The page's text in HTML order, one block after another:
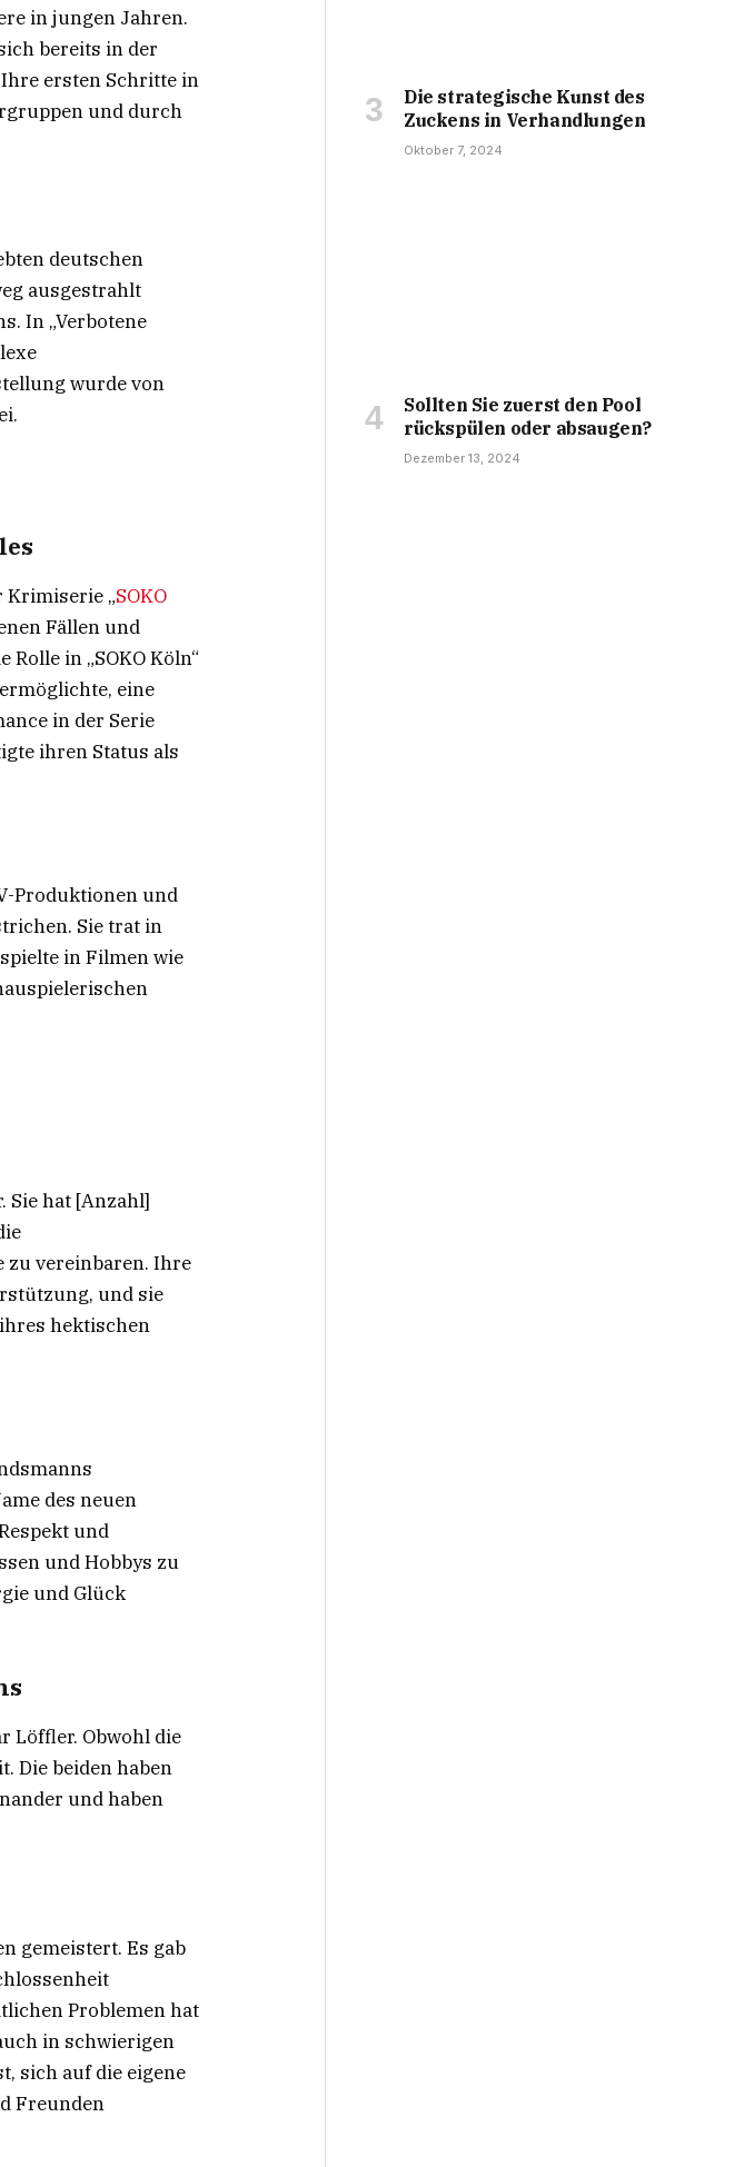
in jungen Jahren.
bereits in der
ersten Schritte in
und durch
deutschen
ausgestrahlt
In „Verbotene
wurde von
Krimiserie „SOKO
Fällen und
in „SOKO Köln“
eine
in der Serie
ihren Status als
Produktionen und
Sie trat in
in Filmen wie
Sie hat [Anzahl]
zu vereinbaren. Ihre
und sie
hektischen
des neuen
und
und Hobbys zu
und Glück
Löffler. Obwohl die
Die beiden haben
und haben
gemeistert. Es gab
Problemen hat
in schwierigen
sich auf die eigene
Freunden
Die strategische Kunst des
Zuckens in Verhandlungen
Oktober 7, 2024
Sollten Sie zuerst den Pool
rückspülen oder absaugen?
Dezember 13, 2024